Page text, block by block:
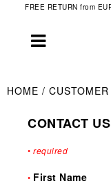
FREE RETURN from
HOME
CONTACT US
• required
• First Name